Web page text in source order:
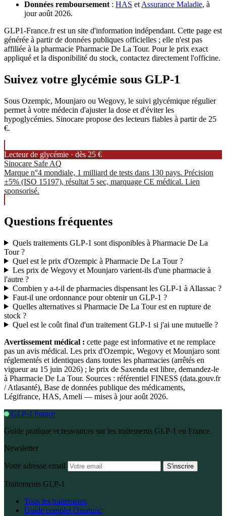
Données remboursement : HAS et Assurance Maladie, à
jour août 2026.
GLP1-France.fr est un site d'information indépendant. Cette page est
générée à partir de données publiques officielles ; elle n'est pas
affiliée à la pharmacie Pharmacie De La Tour. Pour le prix exact
appliqué et la disponibilité du stock, contactez directement l'officine.
Suivez votre glycémie sous GLP-1
Sous Ozempic, Mounjaro ou Wegovy, le suivi glycémique régulier
permet à votre médecin d'ajuster la dose et d'éviter les
hypoglycémies. Sinocare propose des lecteurs fiables à partir de 25
€.
Lecteur de glycémie · dès 25 €
Sinocare Safe AQ
Marque n°4 mondiale, 1 milliard de tests dans 130 pays. Précision
±5% (ISO 15197), résultat 5 sec, marquage CE médical. Lien
sponsorisé.
Questions fréquentes
Quels traitements GLP-1 sont disponibles à Pharmacie De La
Tour ?
Quel est le prix d'Ozempic à Pharmacie De La Tour ?
Les prix de Wegovy et Mounjaro varient-ils d'une pharmacie à
l'autre ?
Combien y a-t-il de pharmacies dispensant les GLP-1 à Allassac ?
Faut-il une ordonnance pour obtenir un GLP-1 ?
Quelles alternatives si Pharmacie De La Tour est en rupture de
stock ?
Quel est le coût final d'un traitement GLP-1 si j'ai une mutuelle ?
Avertissement médical : cette page est informative et ne remplace
pas un avis médical. Les prix d'Ozempic, Wegovy et Mounjaro sont
réglementés et identiques dans toutes les pharmacies (arrêtés en
vigueur au 15 juin 2026) ; le prix de Saxenda est libre, demandez-le
à Pharmacie De La Tour. Sources : référentiel FINESS (data.gouv.fr
/ Atlasanté), Base de données publique des médicaments,
Légifrance, HAS, Ameli — mises à jour août 2026.
GLP-1 France
Guide pratique et ressources sur les traitements GLP-1 en France.
Newsletter
Votre adresse email S'inscrire
Traitements GLP-1
Tous les traitements
Guide complet Ozempic